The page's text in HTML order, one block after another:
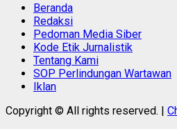
Beranda
Redaksi
Pedoman Media Siber
Kode Etik Jurnalistik
Tentang Kami
SOP Perlindungan Wartawan
Iklan
Copyright © All rights reserved. |